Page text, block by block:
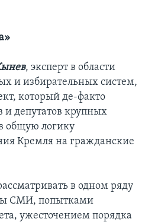
, эксперт в области
и избирательных систем,
который де-факто
депутатов крупных
общую логику
Кремля на гражданские
в одном ряду
СМИ, попытками
ужесточением порядка